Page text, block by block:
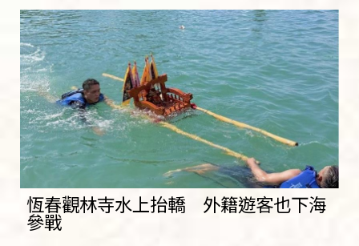
恆春觀林寺水上抬轎 外籍遊客也下海
參戰